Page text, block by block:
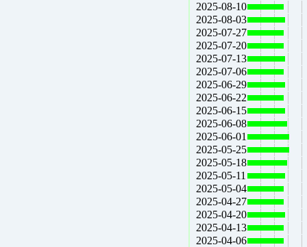
2025-08-10
2025-08-03
2025-07-27
2025-07-20
2025-07-13
2025-07-06
2025-06-29
2025-06-22
2025-06-15
2025-06-08
2025-06-01
2025-05-25
2025-05-18
2025-05-11
2025-05-04
2025-04-27
2025-04-20
2025-04-13
2025-04-06